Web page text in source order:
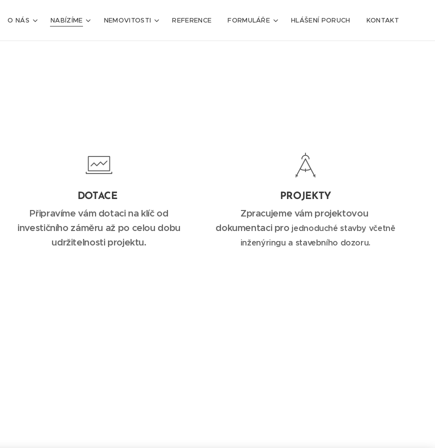
O NÁS NABÍZÍME NEMOVITOSTI REFERENCE FORMULÁŘE HLÁŠENÍ PORUCH KONTAKT
DOTACE
Připravíme vám dotaci na klíč od
investičního záměru až po celou dobu
udržitelnosti projektu.
PROJEKTY
Zpracujeme vám projektovou
dokumentaci pro jednoduché stavby včetně
inženýringu a stavebního dozoru.